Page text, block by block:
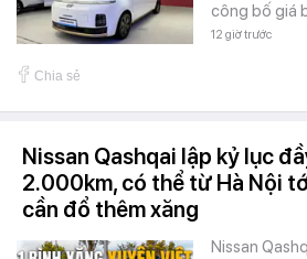
công bố giá
12 giờ trước
Chia sẻ
Nissan Qashqai lập kỷ lục
2.000km, có thể từ Hà Nội
cần đổ thêm xăng
Nissan